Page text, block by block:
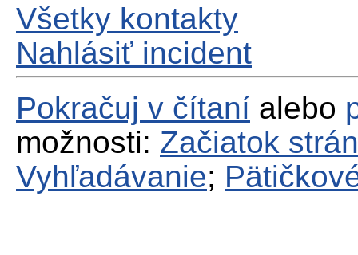
Všetky kontakty
Nahlásiť incident
Pokračuj v čítaní alebo
možnosti: Začiatok
Vyhľadávanie;